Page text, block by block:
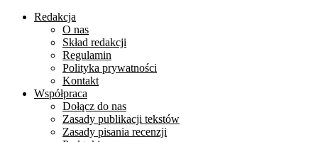
Redakcja
O nas
Skład redakcji
Regulamin
Polityka prywatności
Kontakt
Współpraca
Dołącz do nas
Zasady publikacji tekstów
Zasady pisania recenzji